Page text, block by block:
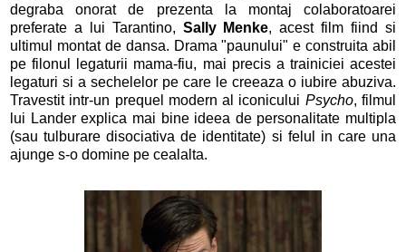
degraba onorat de prezenta la montaj colaboratoarei
preferate a lui Tarantino, Sally Menke, acest film fiind si
ultimul montat de dansa. Drama "paunului" e construita abil
pe filonul legaturii mama-fiu, mai precis a trainiciei acestei
legaturi si a sechelelor pe care le creeaza o iubire abuziva.
Travestit intr-un prequel modern al iconicului Psycho, filmul
lui Lander explica mai bine ideea de personalitate multipla
(sau tulburare disociativa de identitate) si felul in care una
ajunge s-o domine pe cealalta.